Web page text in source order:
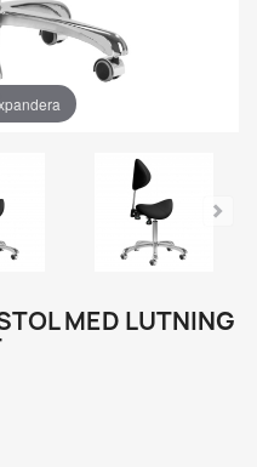
MED LUTNING